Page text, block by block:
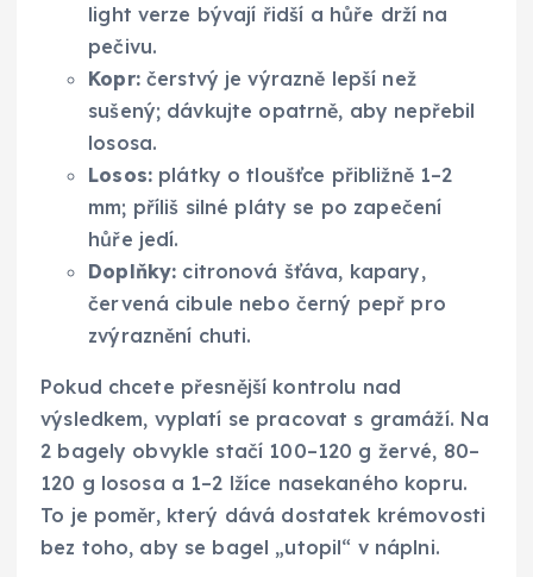
light verze bývají řidší a hůře drží na
pečivu.
Kopr:čerstvý je výrazně lepší než
sušený; dávkujte opatrně, aby nepřebil
lososa.
Losos:plátky o tloušťce přibližně 1–2
mm; příliš silné pláty se po zapečení
hůře jedí.
Doplňky: citronová šťáva, kapary,
červená cibule nebo černý pepř pro
zvýraznění chuti.
Pokud chcete přesnější kontrolu nad
výsledkem, vyplatí se pracovat s gramáží. Na
2 bagely obvykle stačí 100–120 g žervé, 80–
120 g lososa a 1–2 lžíce nasekaného kopru.
To je poměr, který dává dostatek krémovosti
bez toho, aby se bagel „utopil“ v náplni.